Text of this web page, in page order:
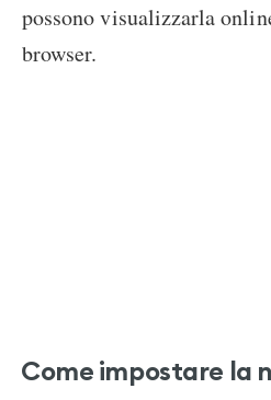
possono visualizzarla
browser.
Come impostare la